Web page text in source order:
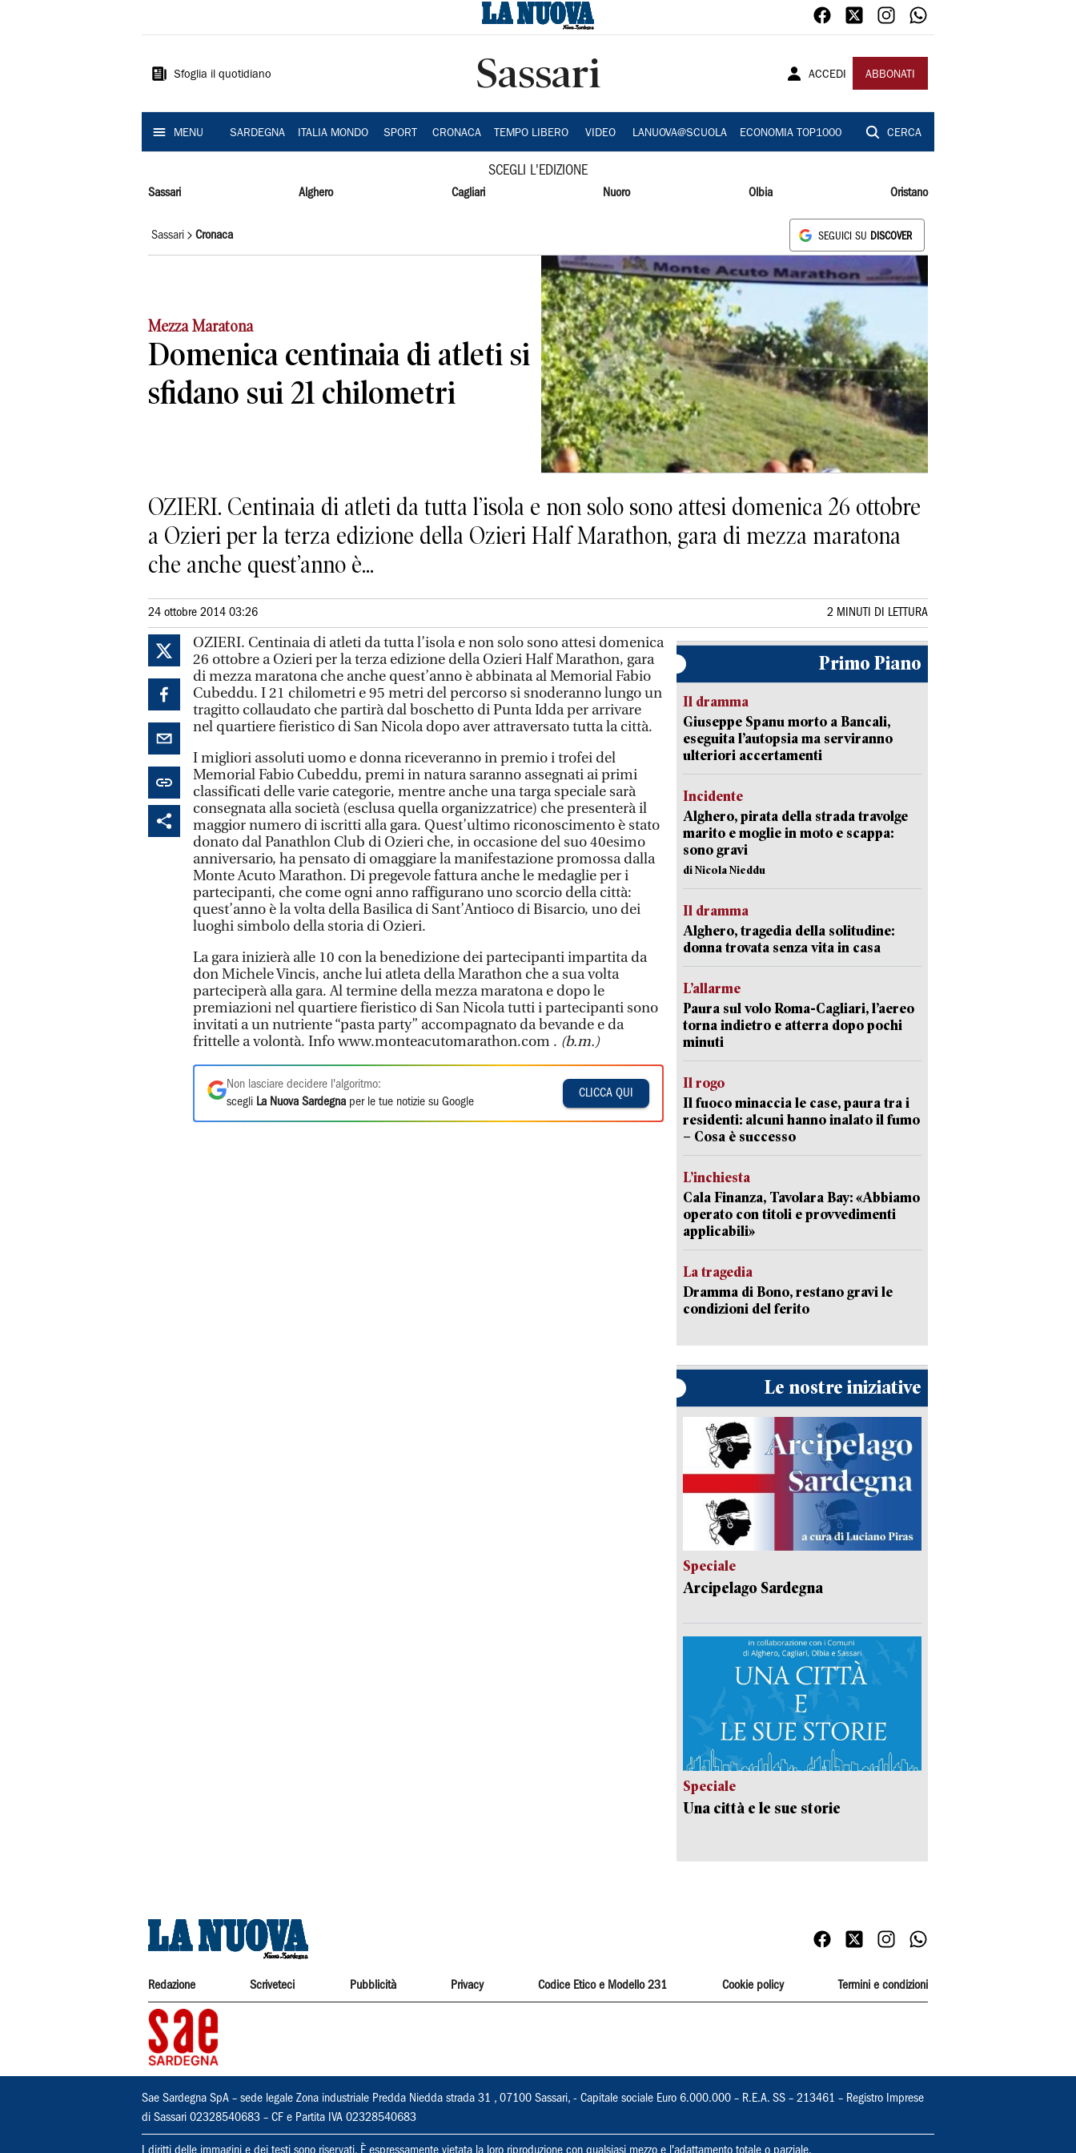
Sardegna
Sfoglia il quotidiano Sassari ACCEDI ABBONATI
MENU SARDEGNA ITALIA MONDO SPORT CRONACA TEMPO LIBERO VIDEO LANUOVA@SCUOLA ECONOMIA TOP1000 CERCA
SCEGLI L'EDIZIONE
Sassari Alghero Cagliari Nuoro Olbia Oristano
Sassari Cronaca SEGUICI SU DISCOVER
Mezza Maratona
Domenica centinaia di atleti si
sfidano sui 21 chilometri
OZIERI. Centinaia di atleti da tutta l’isola e non solo sono attesi domenica 26 ottobre
a Ozieri per la terza edizione della Ozieri Half Marathon, gara di mezza maratona
che anche quest’anno è...
24 ottobre 2014 03:26 2 MINUTI DI LETTURA
OZIERI. Centinaia di atleti da tutta l’isola e non solo sono attesi domenica
26 ottobre a Ozieri per la terza edizione della Ozieri Half Marathon, gara
di mezza maratona che anche quest’anno è abbinata al Memorial Fabio
Cubeddu. I 21 chilometri e 95 metri del percorso si snoderanno lungo un
tragitto collaudato che partirà dal boschetto di Punta Idda per arrivare
nel quartiere fieristico di San Nicola dopo aver attraversato tutta la città.
I migliori assoluti uomo e donna riceveranno in premio i trofei del
Memorial Fabio Cubeddu, premi in natura saranno assegnati ai primi
classificati delle varie categorie, mentre anche una targa speciale sarà
consegnata alla società (esclusa quella organizzatrice) che presenterà il
maggior numero di iscritti alla gara. Quest’ultimo riconoscimento è stato
donato dal Panathlon Club di Ozieri che, in occasione del suo 40esimo
anniversario, ha pensato di omaggiare la manifestazione promossa dalla
Monte Acuto Marathon. Di pregevole fattura anche le medaglie per i
partecipanti, che come ogni anno raffigurano uno scorcio della città:
quest’anno è la volta della Basilica di Sant’Antioco di Bisarcio, uno dei
luoghi simbolo della storia di Ozieri.
La gara inizierà alle 10 con la benedizione dei partecipanti impartita da
don Michele Vincis, anche lui atleta della Marathon che a sua volta
parteciperà alla gara. Al termine della mezza maratona e dopo le
premiazioni nel quartiere fieristico di San Nicola tutti i partecipanti sono
invitati a un nutriente “pasta party” accompagnato da bevande e da
frittelle a volontà. Info www.monteacutomarathon.com . (b.m.)
Non lasciare decidere l'algoritmo:
scegli La Nuova Sardegna per le tue notizie su Google
CLICCA QUI
Primo Piano
Il dramma
Giuseppe Spanu morto a Bancali,
eseguita l’autopsia ma serviranno
ulteriori accertamenti
Incidente
Alghero, pirata della strada travolge
marito e moglie in moto e scappa:
sono gravi
di Nicola Nieddu
Il dramma
Alghero, tragedia della solitudine:
donna trovata senza vita in casa
L’allarme
Paura sul volo Roma-Cagliari, l’aereo
torna indietro e atterra dopo pochi
minuti
Il rogo
Il fuoco minaccia le case, paura tra i
residenti: alcuni hanno inalato il fumo
– Cosa è successo
L’inchiesta
Cala Finanza, Tavolara Bay: «Abbiamo
operato con titoli e provvedimenti
applicabili»
La tragedia
Dramma di Bono, restano gravi le
condizioni del ferito
Le nostre iniziative
Speciale
Arcipelago Sardegna
Speciale
Una città e le sue storie
Redazione Scriveteci Pubblicità Privacy Codice Etico e Modello 231 Cookie policy Termini e condizioni
Sae Sardegna SpA – sede legale Zona industriale Predda Niedda strada 31 , 07100 Sassari, - Capitale sociale Euro 6.000.000 – R.E.A. SS – 213461 – Registro Imprese
di Sassari 02328540683 – CF e Partita IVA 02328540683
I diritti delle immagini e dei testi sono riservati. È espressamente vietata la loro riproduzione con qualsiasi mezzo e l'adattamento totale o parziale.